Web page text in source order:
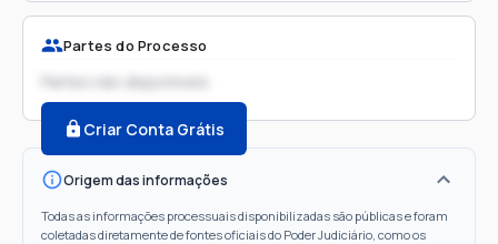
Partes do Processo
Partes não disponíveis
Criar Conta Grátis
Origem das informações
Todas as informações processuais disponibilizadas são públicas e foram
coletadas diretamente de fontes oficiais do Poder Judiciário, como os